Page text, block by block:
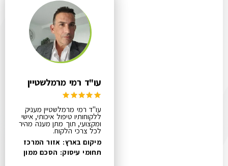
עו"ד רמי מרמלשטיין
עו"ד רמי מרמלשטיין מעניק
ללקוחותיו טיפול איכותי, אישי
ומקצועי, תוך מתן מענה מהיר
לכל צרכי הלקוח.
מיקום בארץ: אזור המרכז
תחומי עיסוק: הסכם ממון